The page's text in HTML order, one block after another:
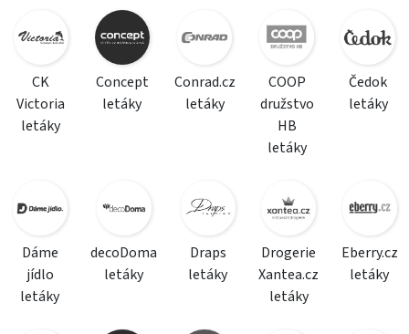
CK
Victoria
letáky
Concept
letáky
Conrad.cz
letáky
COOP
družstvo
HB
letáky
Čedok
letáky
Dáme
jídlo
letáky
decoDoma
letáky
Draps
letáky
Drogerie
Xantea.cz
letáky
Eberry.cz
letáky